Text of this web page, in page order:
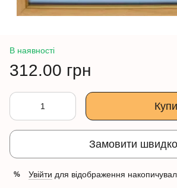
В наявності
312.00 грн
Замовити швидко
% Увійти для відображення